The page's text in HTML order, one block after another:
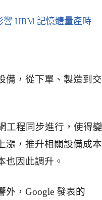
備，從下單、製造到
工程同步進行，使得
，推升相關設備成本
也因此調升。
外，Google 發表的